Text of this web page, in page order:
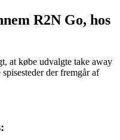
R2N Go, hos
at købe udvalgte take away
der fremgår af